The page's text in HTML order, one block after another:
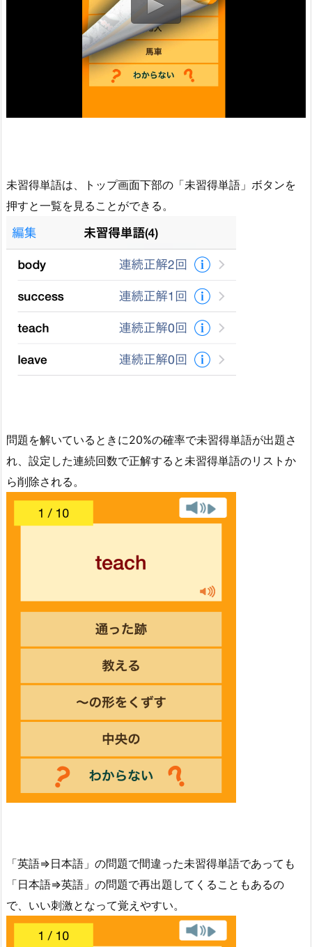
未習得単語は、トップ画面下部の「未習得単語」ボタンを
押すと一覧を見ることができる。
問題を解いているときに20%の確率で未習得単語が出題さ
れ、設定した連続回数で正解すると未習得単語のリストか
ら削除される。
「英語⇒日本語」の問題で間違った未習得単語であっても
「日本語⇒英語」の問題で再出題してくることもあるの
で、いい刺激となって覚えやすい。